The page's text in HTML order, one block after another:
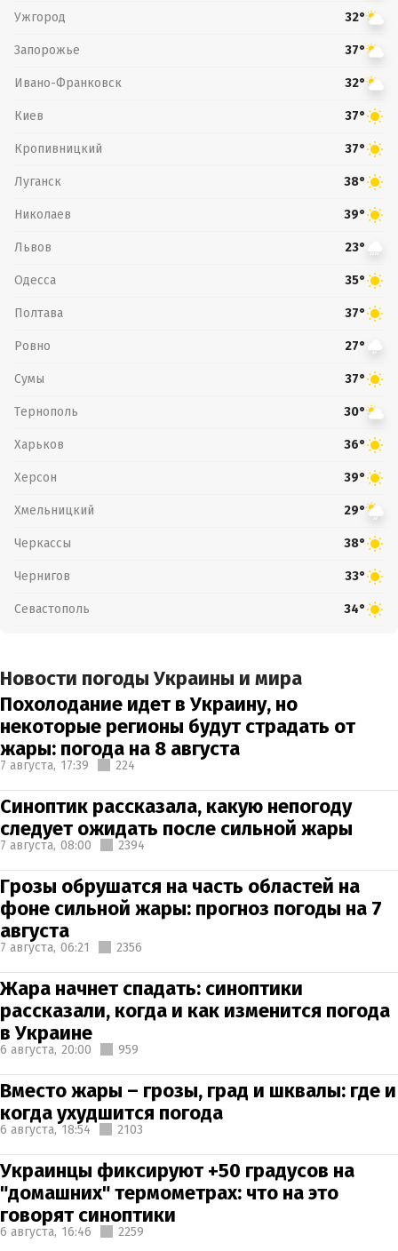
Ужгород 32°
Запорожье 37°
Ивано-Франковск 32°
Киев 37°
Кропивницкий 37°
Луганск 38°
Николаев 39°
Львов 23°
Одесса 35°
Полтава 37°
Ровно 27°
Сумы 37°
Тернополь 30°
Харьков 36°
Херсон 39°
Хмельницкий 29°
Черкассы 38°
Чернигов 33°
Севастополь 34°
Новости погоды Украины и мира
Похолодание идет в Украину, но
некоторые регионы будут страдать от
жары: погода на 8 августа
7 августа, 17:39 224
Синоптик рассказала, какую непогоду
следует ожидать после сильной жары
7 августа, 08:00 2394
Грозы обрушатся на часть областей на
фоне сильной жары: прогноз погоды на 7
августа
7 августа, 06:21 2356
Жара начнет спадать: синоптики
рассказали, когда и как изменится погода
в Украине
6 августа, 20:00 959
Вместо жары – грозы, град и шквалы: где и
когда ухудшится погода
6 августа, 18:54 2103
Украинцы фиксируют +50 градусов на
"домашних" термометрах: что на это
говорят синоптики
6 августа, 16:46 2259